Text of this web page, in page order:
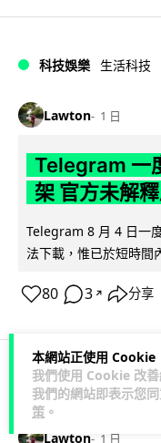
本網站正使用 Cookie
我們使用 Cookie 改
我們的網站即表示您
策 。
科技娛樂 生活科技
Lawton 1 日
Telegram 一
架 官方未解
Telegram 8 月 4 日一
法下載，惟已於短時間
80 3 ↗ 分享
科技娛樂 生活娛樂
Lawton 1 日